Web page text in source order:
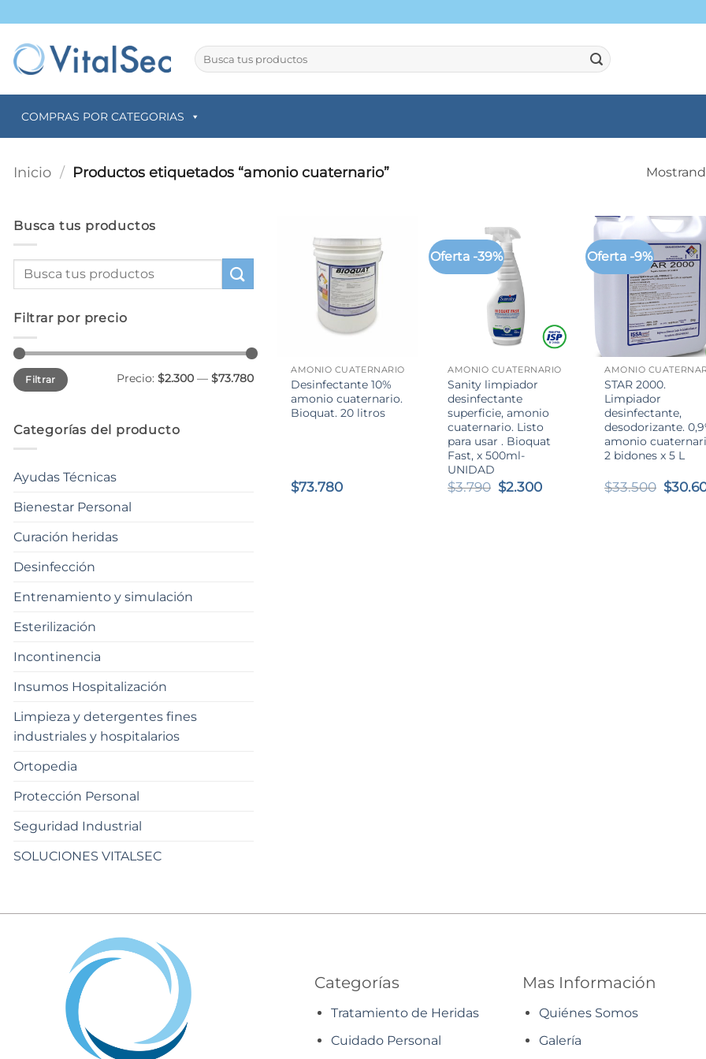
al
contenido
Buscar
por:
COMPRAS POR CATEGORIAS
Inicio / Productos etiquetados “amonio cuaternario”
Busca tus productos
Filtrar por precio
Precio
mínimo
Precio
máximo
Filtrar Precio: $2.300 — $73.780
Categorías del producto
Ayudas Técnicas
Bienestar Personal
Curación heridas
Desinfección
Entrenamiento y simulación
Esterilización
Incontinencia
Insumos Hospitalización
Limpieza y detergentes fines
industriales y hospitalarios
Ortopedia
Protección Personal
Seguridad Industrial
SOLUCIONES VITALSEC
AMONIO CUATERNARIO
Desinfectante 10%
amonio cuaternario.
Bioquat. 20 litros
$73.780
Oferta -39%
AMONIO CUATERNARIO
Sanity limpiador
desinfectante
superficie, amonio
cuaternario. Listo
para usar . Bioquat
Fast, x 500ml-
UNIDAD
$3.790 El
$2.300El
Oferta -9%
AMONIO
STAR 2000.
Limpiador
desinfectante,
desodorizante.
amonio
2 bidones x 5 L
$33.500 El
$
Categorías
Tratamiento de Heridas
Cuidado Personal
Mas Información
Quiénes Somos
Galería